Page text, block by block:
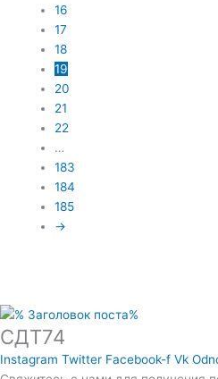
16
17
18
19
20
21
22
…
183
184
185
→
СДТ74
Instagram Twitter Facebook-f Vk